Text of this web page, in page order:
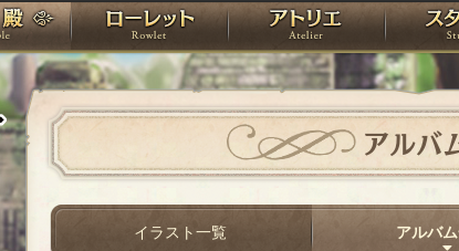
PandoraPartyProject
神殿 ローレット アトリエ
アルバ
イラスト一覧 アルバ